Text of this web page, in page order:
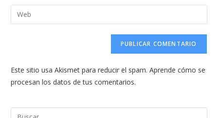
de
usuario
dirección
de
comentar
Introduce
la
web
(opcional)
Este sitio usa Akismet para reducir el spam.Aprende cómo se
procesan los datos de tus comentarios.